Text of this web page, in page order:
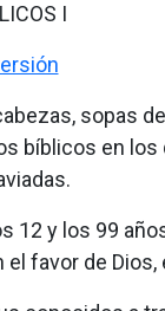
I
sopas
bíblicos en
12 y los 99
favor de